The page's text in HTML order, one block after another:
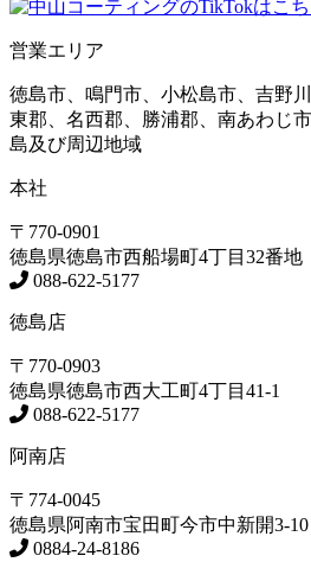
営業エリア
徳島市、鳴門市、小松島市、吉野
東郡、名西郡、勝浦郡、南あわじ
島及び周辺地域
本社
〒770-0901
徳島県徳島市西船場町4丁目32番地
088-622-5177
徳島店
〒770-0903
徳島県徳島市西大工町4丁目41-1
088-622-5177
阿南店
〒774-0045
徳島県阿南市宝田町今市中新開3-10
0884-24-8186